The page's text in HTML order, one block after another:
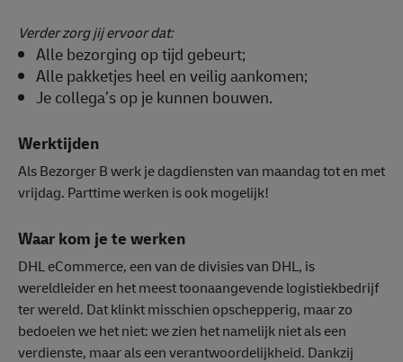
Verder zorg jij ervoor dat:
Alle bezorging op tijd gebeurt;
Alle pakketjes heel en veilig aankomen;
Je collega’s op je kunnen bouwen.
Werktijden
Als Bezorger B werk je dagdiensten van maandag tot en met
vrijdag. Parttime werken is ook mogelijk!
Waar kom je te werken
DHL eCommerce, een van de divisies van DHL, is
wereldleider en het meest toonaangevende logistiekbedrijf
ter wereld. Dat klinkt misschien opschepperig, maar zo
bedoelen we het niet: we zien het namelijk niet als een
verdienste, maar als een verantwoordelijkheid. Dankzij